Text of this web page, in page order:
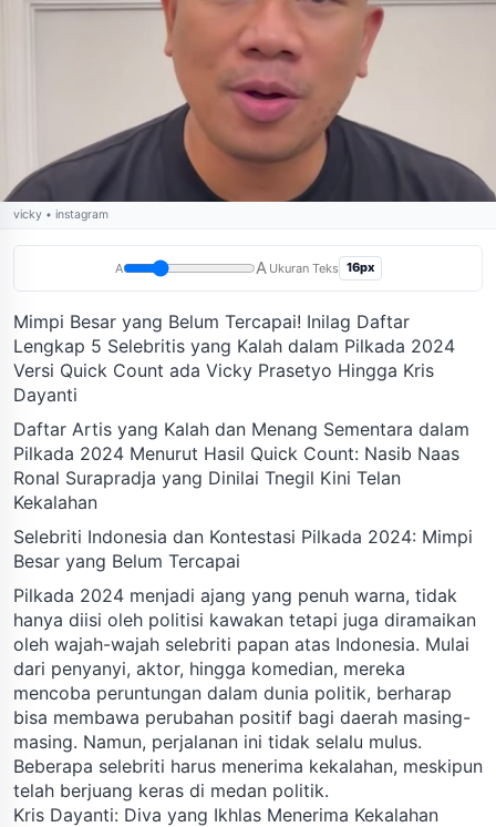
vicky • instagram
A A Ukuran Teks 16px
Mimpi Besar yang Belum Tercapai! Inilag Daftar
Lengkap 5 Selebritis yang Kalah dalam Pilkada 2024
Versi Quick Count ada Vicky Prasetyo Hingga Kris
Dayanti
Daftar Artis yang Kalah dan Menang Sementara dalam
Pilkada 2024 Menurut Hasil Quick Count: Nasib Naas
Ronal Surapradja yang Dinilai Tnegil Kini Telan
Kekalahan
Selebriti Indonesia dan Kontestasi Pilkada 2024: Mimpi
Besar yang Belum Tercapai
Pilkada 2024 menjadi ajang yang penuh warna, tidak
hanya diisi oleh politisi kawakan tetapi juga diramaikan
oleh wajah-wajah selebriti papan atas Indonesia. Mulai
dari penyanyi, aktor, hingga komedian, mereka
mencoba peruntungan dalam dunia politik, berharap
bisa membawa perubahan positif bagi daerah masing-
masing. Namun, perjalanan ini tidak selalu mulus.
Beberapa selebriti harus menerima kekalahan, meskipun
telah berjuang keras di medan politik.
Kris Dayanti: Diva yang Ikhlas Menerima Kekalahan